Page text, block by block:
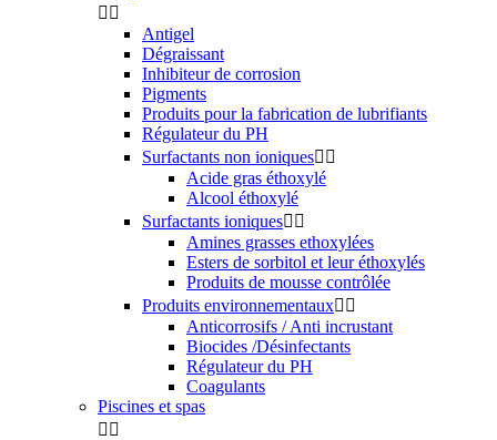
 
Antigel
Dégraissant
Inhibiteur de corrosion
Pigments
Produits pour la fabrication de lubrifiants
Régulateur du PH
Surfactants non ioniques 
Acide gras éthoxylé
Alcool éthoxylé
Surfactants ioniques 
Amines grasses ethoxylées
Esters de sorbitol et leur éthoxylés
Produits de mousse contrôlée
Produits environnementaux 
Anticorrosifs / Anti incrustant
Biocides /Désinfectants
Régulateur du PH
Coagulants
Piscines et spas
 